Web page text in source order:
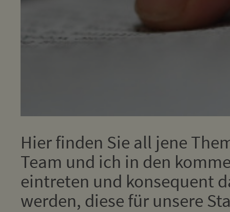
Hier finden Sie all jene
Team und ich in den
eintreten und konsequent
werden, diese für unsere